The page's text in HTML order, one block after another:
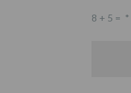
8 + 5 = *